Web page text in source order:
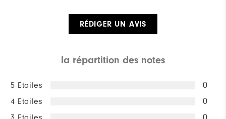
RÉDIGER UN AVIS
la répartition des notes
5 Etoiles 0
4 Etoiles 0